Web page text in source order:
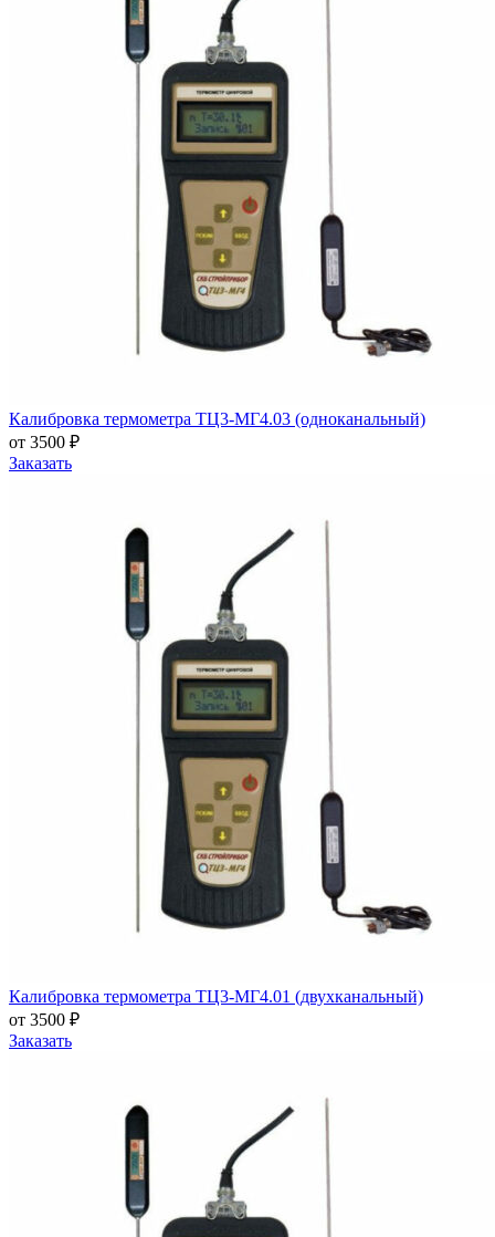
Калибровка термометра ТЦ3-МГ4.03 (одноканальный)
от 3500 ₽
Заказать
Калибровка термометра ТЦ3-МГ4.01 (двухканальный)
от 3500 ₽
Заказать